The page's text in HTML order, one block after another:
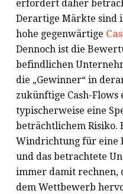
erfordert daher
Derartige Märkte sind
hohe gegenwärtige
Dennoch ist die
befindlichen
die „Gewinner“ in
zukünftige Cash-
typischerweise eine
beträchtlichem Risiko.
Windrichtung für eine
und das betrachtete
immer damit rechnen,
dem Wettbewerb